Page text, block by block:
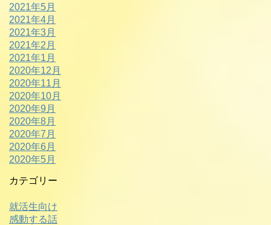
2021年5月
2021年4月
2021年3月
2021年2月
2021年1月
2020年12月
2020年11月
2020年10月
2020年9月
2020年8月
2020年7月
2020年6月
2020年5月
カテゴリー
就活生向け
感動する話